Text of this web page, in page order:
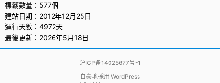
標籤數量：577個
建站日期：2012年12月25日
運行天數：4972天
最後更新：2026年5月18日
沪ICP备14025677号-1
自豪地採用 WordPress